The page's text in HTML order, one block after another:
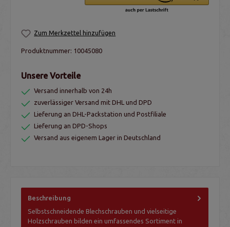
Zum Merkzettel hinzufügen
Produktnummer: 10045080
Unsere Vorteile
Versand innerhalb von 24h
zuverlässiger Versand mit DHL und DPD
Lieferung an DHL-Packstation und Postfiliale
Lieferung an DPD-Shops
Versand aus eigenem Lager in Deutschland
Beschreibung
Selbstschneidende Blechschrauben und vielseitige
Holzschrauben bilden ein umfassendes Sortiment in